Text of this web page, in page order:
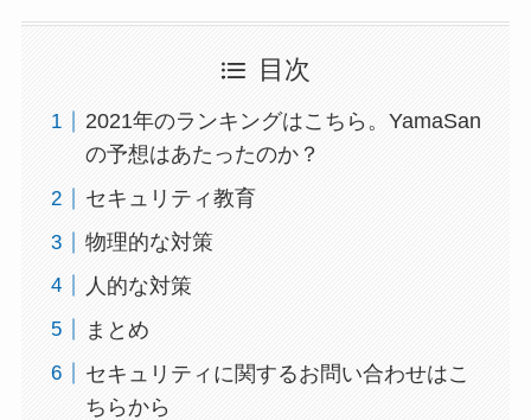
目次
2021年のランキングはこちら。YamaSan
の予想はあたったのか？
セキュリティ教育
物理的な対策
人的な対策
まとめ
セキュリティに関するお問い合わせはこ
ちらから